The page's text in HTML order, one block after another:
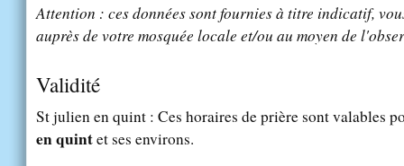
Attention : ces données sont fournies à titre indicatif,
auprès de votre mosquée locale et/ou au moyen de
Validité
St julien en quint : Ces horaires de prière sont valables
en quintet ses environs.